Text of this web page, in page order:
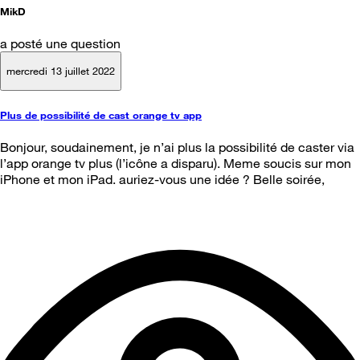
MikD
a posté une question
mercredi 13 juillet 2022
Plus de possibilité de cast orange tv app
Bonjour, soudainement, je n’ai plus la possibilité de caster via
l’app orange tv plus (l’icône a disparu). Meme soucis sur mon
iPhone et mon iPad. auriez-vous une idée ? Belle soirée,